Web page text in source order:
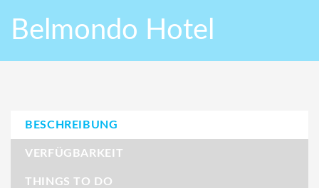
Belmondo Hotel
BESCHREIBUNG
VERFÜGBARKEIT
THINGS TO DO